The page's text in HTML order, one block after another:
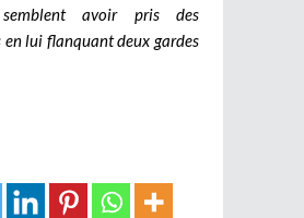
avoir pris des
lui flanquant deux gardes